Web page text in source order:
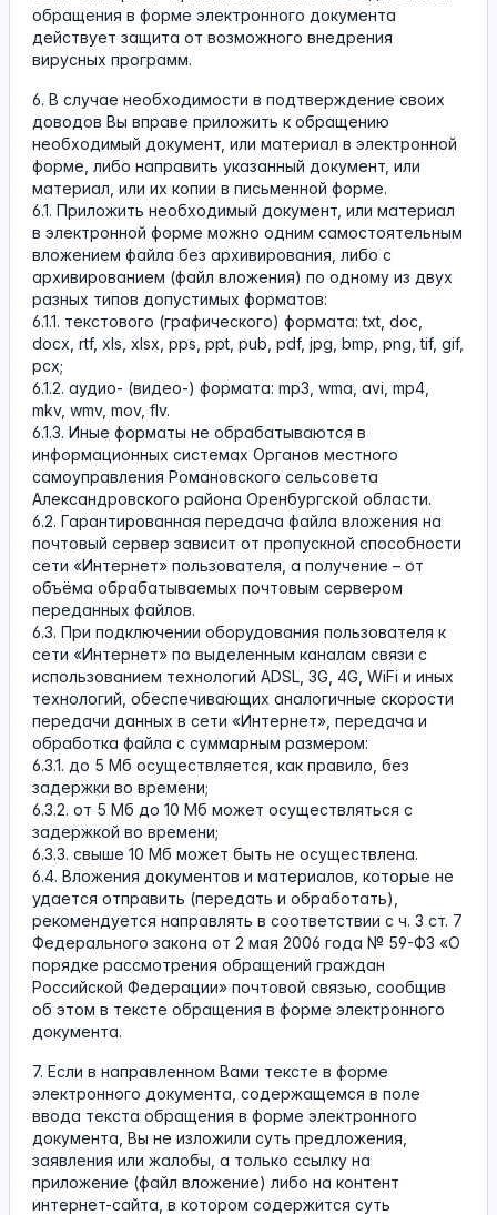
обращения в форме электронного документа
действует защита от возможного внедрения
вирусных программ.
6. В случае необходимости в подтверждение своих
доводов Вы вправе приложить к обращению
необходимый документ, или материал в электронной
форме, либо направить указанный документ, или
материал, или их копии в письменной форме.
6.1. Приложить необходимый документ, или материал
в электронной форме можно одним самостоятельным
вложением файла без архивирования, либо с
архивированием (файл вложения) по одному из двух
разных типов допустимых форматов:
6.1.1. текстового (графического) формата: txt, doc,
docx, rtf, xls, xlsx, pps, ppt, pub, pdf, jpg, bmp, png, tif, gif,
pcx;
6.1.2. аудио- (видео-) формата: mp3, wma, avi, mp4,
mkv, wmv, mov, flv.
6.1.3. Иные форматы не обрабатываются в
информационных системах Органов местного
самоуправления Романовского сельсовета
Александровского района Оренбургской области.
6.2. Гарантированная передача файла вложения на
почтовый сервер зависит от пропускной способности
сети «Интернет» пользователя, а получение – от
объёма обрабатываемых почтовым сервером
переданных файлов.
6.3. При подключении оборудования пользователя к
сети «Интернет» по выделенным каналам связи с
использованием технологий ADSL, 3G, 4G, WiFi и иных
технологий, обеспечивающих аналогичные скорости
передачи данных в сети «Интернет», передача и
обработка файла с суммарным размером:
6.3.1. до 5 Мб осуществляется, как правило, без
задержки во времени;
6.3.2. от 5 Мб до 10 Мб может осуществляться с
задержкой во времени;
6.3.3. свыше 10 Мб может быть не осуществлена.
6.4. Вложения документов и материалов, которые не
удается отправить (передать и обработать),
рекомендуется направлять в соответствии с ч. 3 ст. 7
Федерального закона от 2 мая 2006 года № 59-ФЗ «О
порядке рассмотрения обращений граждан
Российской Федерации» почтовой связью, сообщив
об этом в тексте обращения в форме электронного
документа.
7. Если в направленном Вами тексте в форме
электронного документа, содержащемся в поле
ввода текста обращения в форме электронного
документа, Вы не изложили суть предложения,
заявления или жалобы, а только ссылку на
приложение (файл вложение) либо на контент
интернет-сайта, в котором содержится суть